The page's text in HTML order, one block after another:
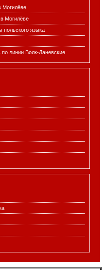
Могилёве
Могилёве
польского языка
по линии Волк-Ланевские